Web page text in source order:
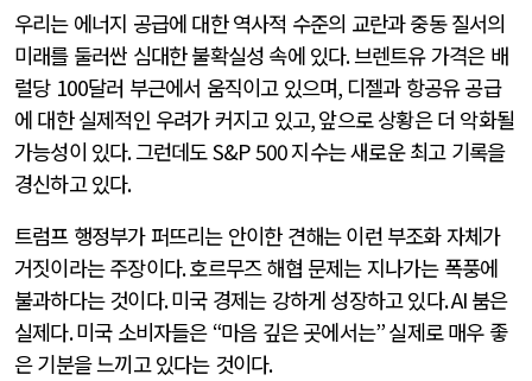
우리는 에너지 공급에 대한 역사적 수준의 교란과 중동 질서의
미래를 둘러싼 심대한 불확실성 속에 있다.브렌트유 가격은 배
럴당 100달러 부근에서 움직이고 있으며, 디젤과 항공유 공급
에 대한 실제적인 우려가 커지고 있고,앞으로 상황은 더 악화될
가능성이 있다.그런데도S&P 500지수는 새로운 최고 기록을
경신하고 있다.
트럼프 행정부가 퍼뜨리는 안이한 견해는 이런 부조화 자체가
거짓이라는 주장이다.호르무즈 해협 문제는 지나가는 폭풍에
불과하다는 것이다.미국 경제는 강하게 성장하고 있다. AI 붐은
실제다.미국 소비자들은 “마음 깊은 곳에서는”실제로 매우 좋
은 기분을 느끼고 있다는 것이다.